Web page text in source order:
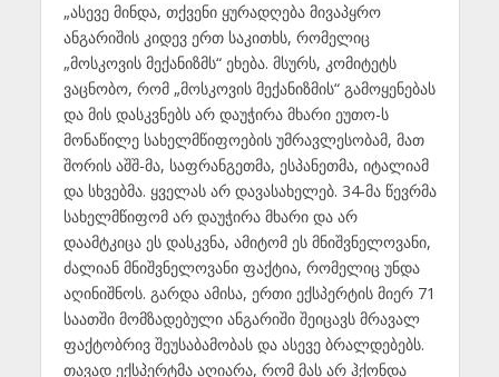
„ასევე მინდა, თქვენი ყურადღება მივაპყრო
ანგარიშის კიდევ ერთ საკითხს, რომელიც
„მოსკოვის მექანიზმს“ ეხება. მსურს, კომიტეტს
ვაცნობო, რომ „მოსკოვის მექანიზმის“ გამოყენებას
და მის დასკვნებს არ დაუჭირა მხარი ეუთო-ს
მონაწილე სახელმწიფოების უმრავლესობამ, მათ
შორის აშშ-მა, საფრანგეთმა, ესპანეთმა, იტალიამ
და სხვებმა. ყველას არ დავასახელებ. 34-მა წევრმა
სახელმწიფომ არ დაუჭირა მხარი და არ
დაამტკიცა ეს დასკვნა, ამიტომ ეს მნიშვნელოვანი,
ძალიან მნიშვნელოვანი ფაქტია, რომელიც უნდა
აღინიშნოს. გარდა ამისა, ერთი ექსპერტის მიერ 71
საათში მომზადებული ანგარიში შეიცავს მრავალ
ფაქტობრივ შეუსაბამობას და ასევე ბრალდებებს.
თავად ექსპერტმა აღიარა, რომ მას არ ჰქონდა